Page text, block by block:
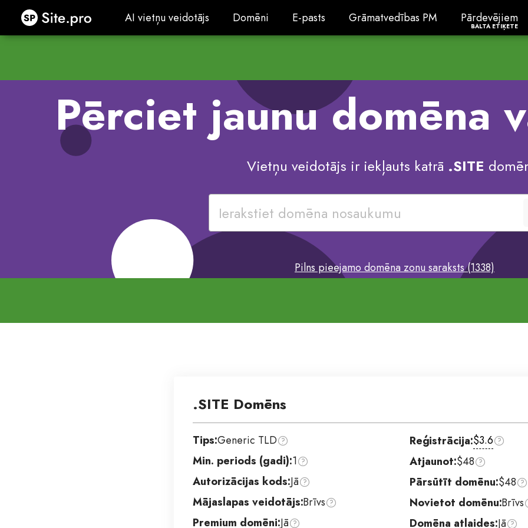
Site.pro AI vietņu veidotājs
AI vietņu veidotājs Domēni
Domēni E-pasts
E-pasts Grāmatvedības PM
Grāmatvedības PM Pārdevējiem
BALTA ETIĶETE
Pērciet jaunu domēna
Vietņu veidotājs ir iekļauts katrā .SITE
Pilns pieejamo domēna zonu saraksts (1338)
.SITE Domēns
Tips:Generic TLD
Min. periods (gadi):1
Autorizācijas kods:Jā
Mājaslapas veidotājs:Brīvs
Premium domēni:Jā
Reģistrācija:$3.6
Atjaunot:$48
Pārsūtīt domēnu:$48
Novietot domēnu:Brīvs
Domēna atlaides:Jā